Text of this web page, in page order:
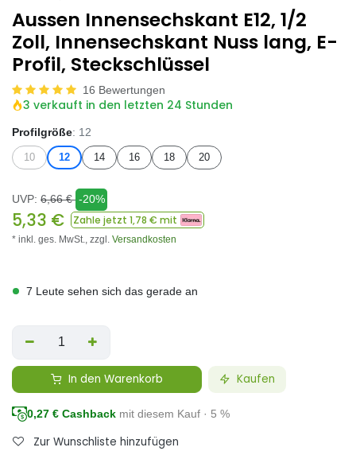
Aussen Innensechskant E12, 1/2
Zoll, Innensechskant Nuss lang, E-
Profil, Steckschlüssel
16 Bewertungen
3 verkauft in den letzten 24 Stunden
Profilgröße: 12
10 12 14 16 18 20
UVP: 6,66€ -20%
5,33 € Zahle jetzt 1,78 € mit
* inkl. ges. MwSt., zzgl. Versandkosten
7 Leute sehen sich das gerade an
In den Warenkorb Kaufen
0,27 € Cashback mit diesem Kauf · 5 %
Zur Wunschliste hinzufügen